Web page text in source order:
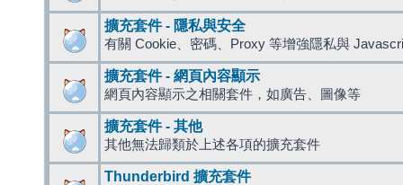
擴充套件 - 隱私與安全
有關 Cookie、密碼、Proxy 等增強隱私與
擴充套件 - 網頁內容顯示
網頁內容顯示之相關套件，如廣告、圖像等
擴充套件 - 其他
其他無法歸類於上述各項的擴充套件
Thunderbird 擴充套件